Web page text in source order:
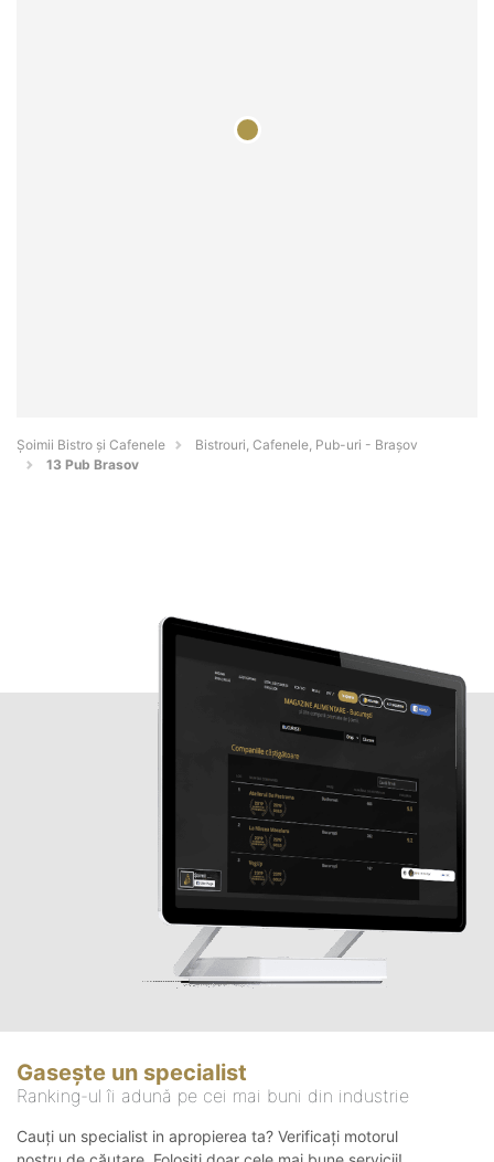
Șoimii Bistro și Cafenele
Bistrouri, Cafenele, Pub-uri - Braşov
13 Pub Brasov
Gasește un specialist
Ranking-ul îi adună pe cei mai buni din industrie
Cauți un specialist in apropierea ta? Verificați motorul